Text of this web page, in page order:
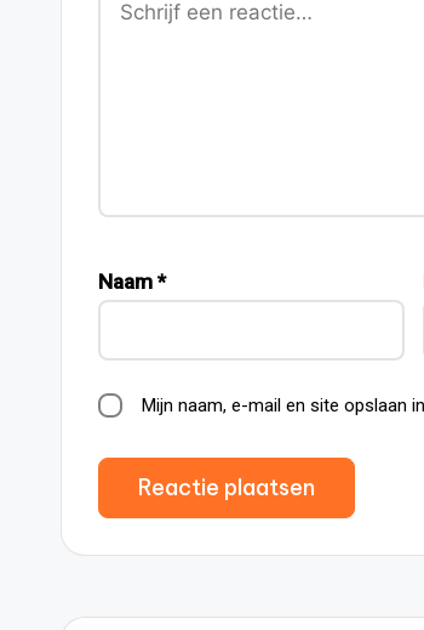
Naam *
Mijn naam, e-mail en site opslaan